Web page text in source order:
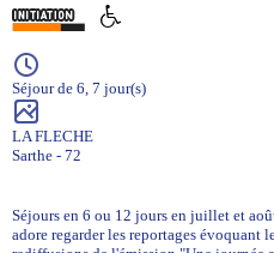
Séjour de 6, 7 jour(s)
LA FLECHE
Sarthe - 72
Séjours en 6 ou 12 jours en juillet et
adore regarder les reportages évoquant